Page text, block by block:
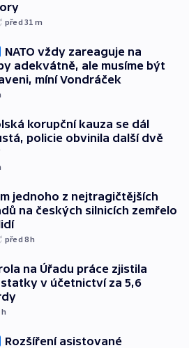
před 31 m
NATO vždy zareaguje na
adekvátně, ale musíme být
míní Vondráček
korupční kauza se dál
policie obvinila další dvě
jednoho z nejtragičtějších
na českých silnicích zemřelo
před 8h
na Úřadu práce zjistila
v účetnictví za 5,6
h
Rozšíření asistované